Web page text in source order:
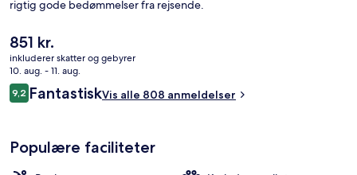
rigtig gode bedømmelser fra rejsende.
Den
nuværende
pris
er
851 kr.
851 kr.
inkluderer skatter og gebyrer
10. aug. - 11. aug.
Anmeldelser
9,29,2 ud af 10.
FantastiskVis alle 808 anmeldelser
Populære faciliteter